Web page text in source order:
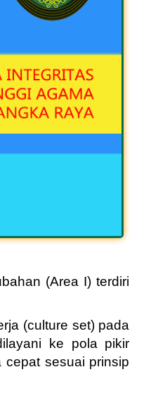
(Area I) terdiri
(culture set) pada
ke pola pikir
sesuai prinsip